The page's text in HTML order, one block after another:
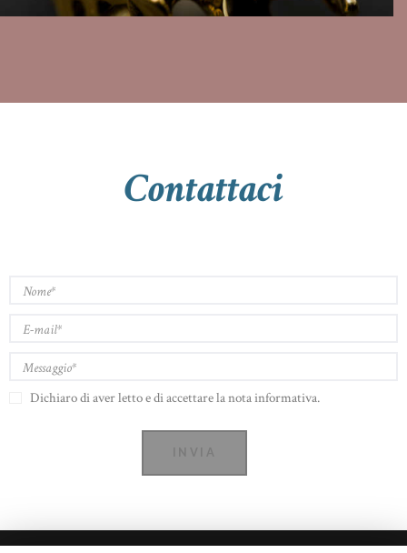
Contattaci
Dichiaro di aver letto e di accettare la nota informativa.